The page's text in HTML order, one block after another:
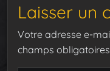
Laisser un
Votre adresse e-
champs